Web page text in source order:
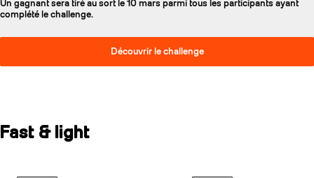
Un gagnant sera tiré au sort le 10 mars parmi tous les participants ayant
complété le challenge.
Découvrir le challenge
Fast & light